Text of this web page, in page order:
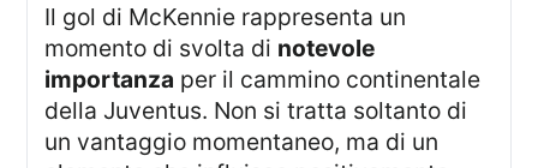
Il gol di McKennie rappresenta un
momento di svolta di notevole
importanza per il cammino continentale
della Juventus. Non si tratta soltanto di
un vantaggio momentaneo, ma di un